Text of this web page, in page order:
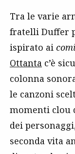
Tra le varie
fratelli Duffer
ispirato ai
Ottanta c’è
colonna
le canzoni
momenti clou
dei
seconda vita